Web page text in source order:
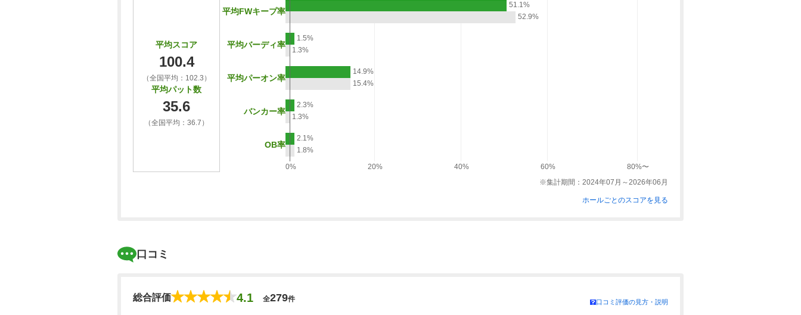
平均スコア
100.4
（全国平均：102.3）
平均パット数
35.6
（全国平均：36.7）
平均FWキープ率
51.1%
52.9%
平均バーディ率
1.5%
1.3%
平均パーオン率
14.9%
15.4%
バンカー率
2.3%
1.3%
OB率
2.1%
1.8%
0%
20% 40% 60%
80%〜
※集計期間：2024年07月～2026年06月
ホールごとのスコアを見る
口コミ
総合評価 4.1 全279件 口コミ評価の見方・説明